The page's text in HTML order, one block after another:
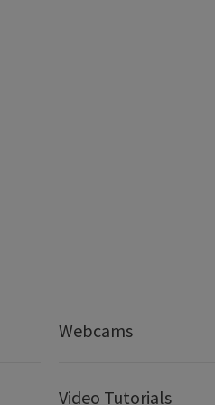
Webcams
Video Tutorials